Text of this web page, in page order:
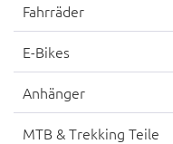
Fahrräder
E-Bikes
Anhänger
MTB & Trekking Teile